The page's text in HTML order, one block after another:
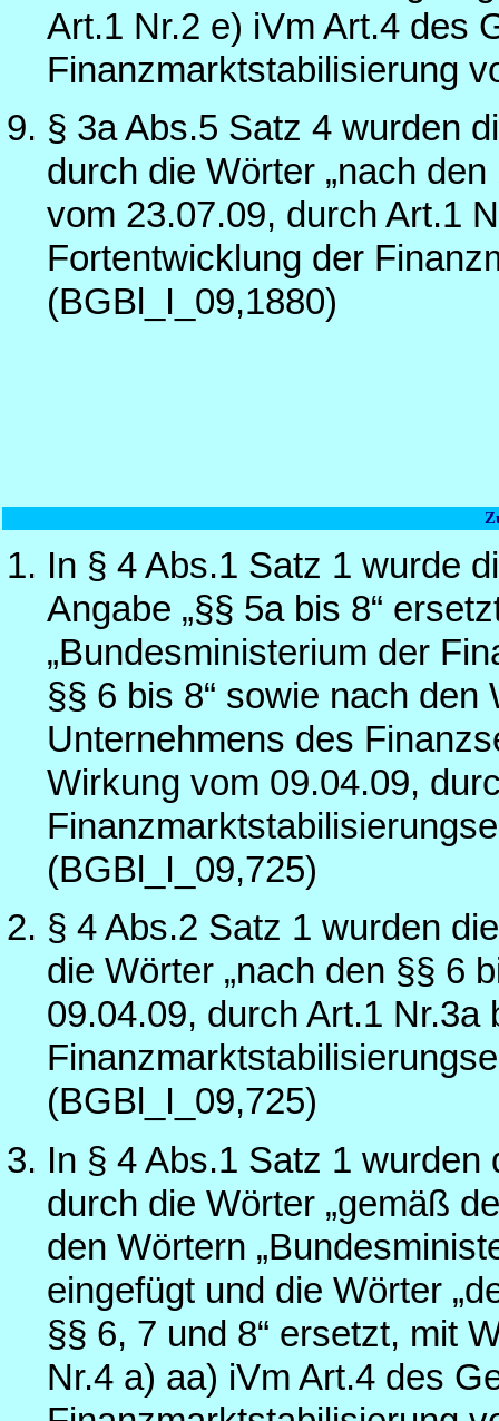
Art.1 Nr.2 e) iVm Art.4 des
Finanzmarktstabilisierung
§ 3a Abs.5 Satz 4 wurden
durch die Wörter „nach
vom 23.07.09, durch Art.1
Fortentwicklung der
(BGBl_I_09,1880)
In § 4 Abs.1 Satz 1 wurde
Angabe „§§ 5a bis 8“
„Bundesministerium der
§§ 6 bis 8“ sowie nach den
Unternehmens des
Wirkung vom 09.04.09,
(BGBl_I_09,725)
§ 4 Abs.2 Satz 1 wurden
die Wörter „nach den §§ 6
09.04.09, durch Art.1 Nr.3a
(BGBl_I_09,725)
In § 4 Abs.1 Satz 1 wurden
durch die Wörter „gemäß
den Wörtern
eingefügt und die Wörter
§§ 6, 7 und 8“ ersetzt, mit
Nr.4 a) aa) iVm Art.4 des